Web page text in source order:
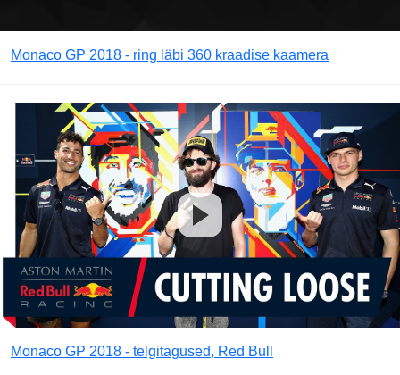
Monaco GP 2018 - ring läbi 360 kraadise kaamera
Monaco GP 2018 - telgitagused, Red Bull